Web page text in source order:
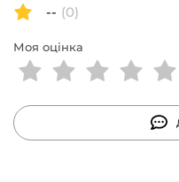
-- (0)
Моя оцінка